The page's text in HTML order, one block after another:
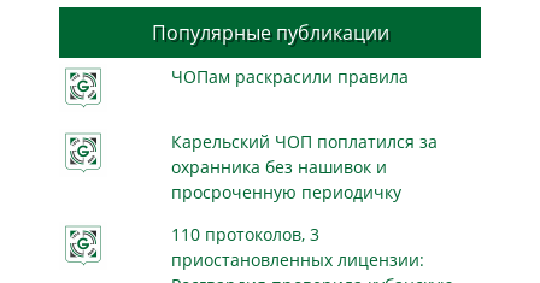
Популярные публикации
ЧОПам раскрасили правила
Карельский ЧОП поплатился за
охранника без нашивок и
просроченную периодичку
110 протоколов, 3
приостановленных лицензии: